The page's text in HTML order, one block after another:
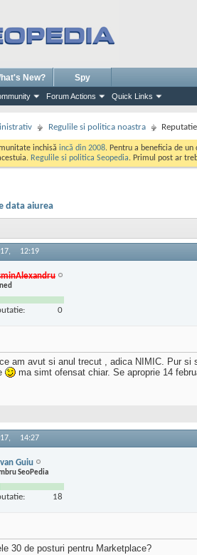
Forum Actions Quick Links
New? Spy
Regulile si politica noastra
inchisă incă din 2008. Pentru a beneficia de
Regulile si politica Seopedia. Primul post ar
data aiurea
12:19
0
am avut si anul trecut , adica NIMIC. Pur
ma simt ofensat chiar. Se aproprie 14
14:27
Guiu
SeoPedia
18
30 de posturi pentru Marketplace?